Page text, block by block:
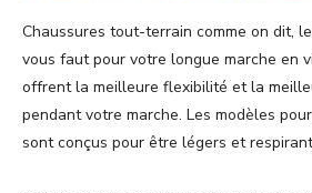
Chaussures tout-terrain comme on dit,
vous faut pour votre longue marche en
offrent la meilleure flexibilité et la
pendant votre marche. Les modèles
sont conçus pour être légers et